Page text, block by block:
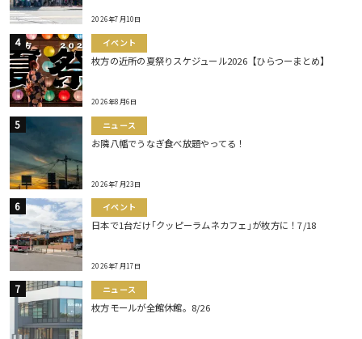
2026年7月10日
イベント
枚方の近所の夏祭りスケジュール2026【ひらつーまとめ】
2026年8月6日
ニュース
お隣八幡でうなぎ食べ放題やってる！
2026年7月23日
イベント
日本で1台だけ｢クッピーラムネカフェ｣が枚方に！7/18
2026年7月17日
ニュース
枚方モールが全館休館。8/26